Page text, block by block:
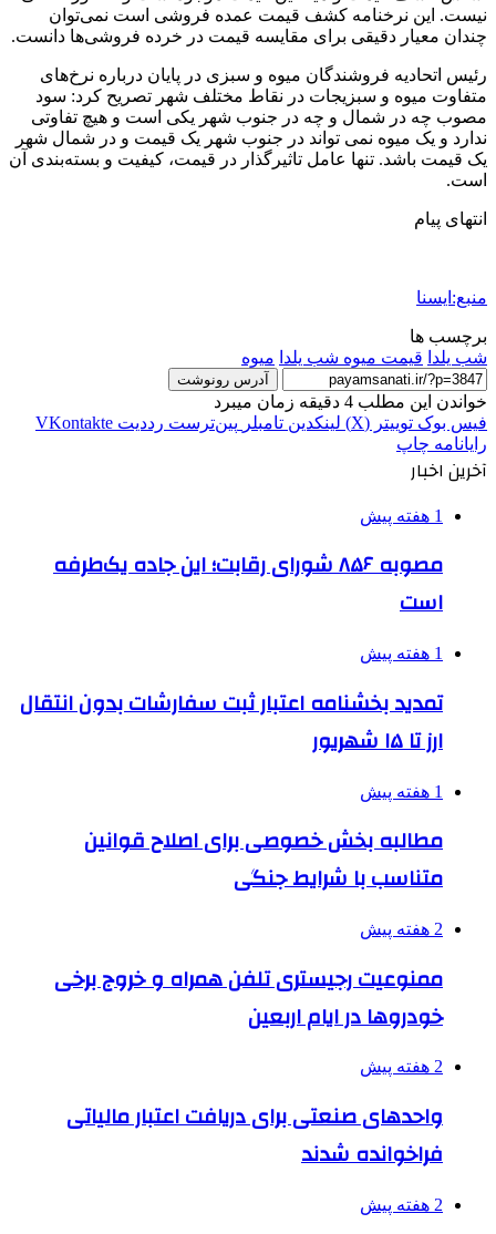
نیست. این نرخنامه کشف قیمت عمده فروشی است نمی‌توان
چندان معیار دقیقی برای مقایسه قیمت در خرده فروشی‌ها دانست.
رئیس اتحادیه فروشندگان میوه و سبزی در پایان درباره نرخ‌های
متفاوت میوه و سبزیجات در نقاط مختلف شهر تصریح کرد: سود
مصوب چه در شمال و چه در جنوب شهر یکی است و هیچ تفاوتی
ندارد و یک میوه نمی تواند در جنوب شهر یک قیمت و در شمال شهر
یک قیمت باشد. تنها عامل تاثیرگذار در قیمت، کیفیت و بسته‌بندی آن
است.
انتهای پیام
منبع:ایسنا
برچسب ها
شب یلدا قیمت میوه شب یلدا میوه
آدرس رونوشت
خواندن این مطلب 4 دقیقه زمان میبرد
فیس بوک توییتر (X) لینکدین ‫تامبلر ‫پین‌ترست ‫رددیت ‫VKontakte
رایانامه چاپ
آخرین اخبار
1 هفته پیش
مصوبه ۸۵۶ شورای رقابت؛ این جاده یک‌طرفه
است
1 هفته پیش
تمدید بخشنامه اعتبار ثبت سفارشات بدون انتقال
ارز تا ۱۵ شهریور
1 هفته پیش
مطالبه بخش خصوصی برای اصلاح قوانین
متناسب با شرایط جنگی
2 هفته پیش
ممنوعیت رجیستری تلفن همراه و خروج برخی
خودروها در ایام اربعین
2 هفته پیش
واحدهای صنعتی برای دریافت اعتبار مالیاتی
فراخوانده شدند
2 هفته پیش